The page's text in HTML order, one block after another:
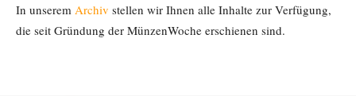
In unserem Archiv stellen wir Ihnen alle Inhalte zur Verfügung,
die seit Gründung der MünzenWoche erschienen sind.